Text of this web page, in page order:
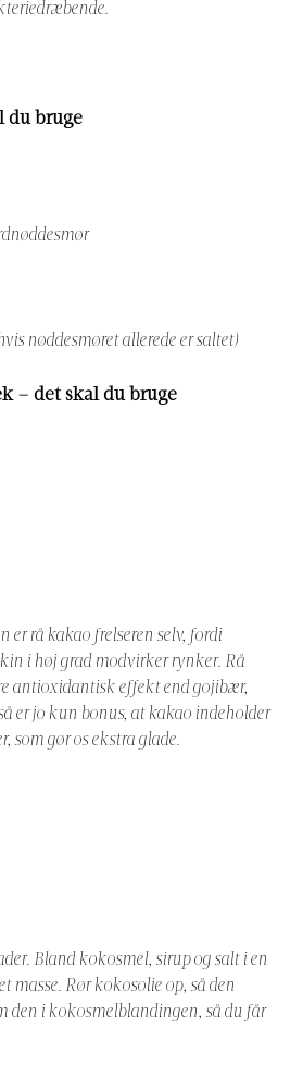
du bruge
nøddesmøret allerede er saltet)
– det skal du bruge
er rå kakao frelseren selv, fordi
i høj grad modvirker rynker. Rå
antioxidantisk effekt end gojibær,
er jo kun bonus, at kakao indeholder
som gør os ekstra glade.
Bland kokosmel, sirup og salt i en
masse. Rør kokosolie op, så den
den i kokosmelblandingen, så du får